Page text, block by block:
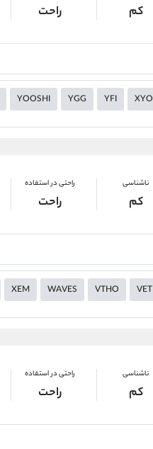
کم راحت
YOOSHI YGG YFI XYO
ناشناسی
کم
راحتی در استفاده
راحت
XEM WAVES VTHO VET
ناشناسی
کم
راحتی در استفاده
راحت